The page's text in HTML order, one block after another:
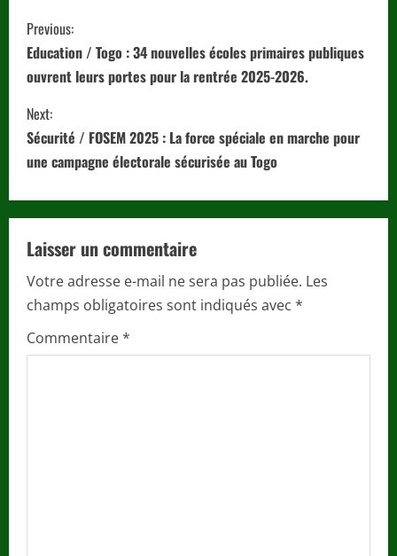
C
o
n
t
i
n
u
e
R
e
Previous:
Education / Togo : 34 nouvelles écoles primaires publiques
ouvrent leurs portes pour la rentrée 2025-2026.
Next:
Sécurité / FOSEM 2025 : La force spéciale en marche pour
une campagne électorale sécurisée au Togo
Laisser un commentaire
Votre adresse e-mail ne sera pas publiée. Les
champs obligatoires sont indiqués avec *
Commentaire*